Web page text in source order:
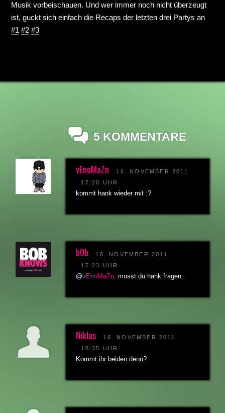
Musik vorbeischauen. Und wer immer noch nicht überzeugt
ist, guckt sich einfach die Recaps der letzten drei Partys an
#1 #2 #3
5 KOMMENTARE
vEnoMaZn
16. NOVEMBER 2011
17:20 UHR
kommt hank wieder mit :?
b0b
16. NOVEMBER 2011
17:23 UHR
@vEnoMaZn: musst du hank fragen..
Niklas
16. NOVEMBER 2011
18:35 UHR
Kommt ihr beiden denn?